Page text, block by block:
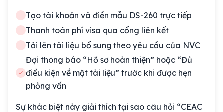
Tạo tài khoản và điền mẫu DS-260 trực tiếp
Thanh toán phí visa qua cổng liên kết
Tải lên tài liệu bổ sung theo yêu cầu của NVC
Đợi thông báo “Hồ sơ hoàn thiện” hoặc “Đủ
điều kiện về mặt tài liệu” trước khi được hẹn
phỏng vấn
Sự khác biệt này giải thích tại sao câu hỏi “CEAC